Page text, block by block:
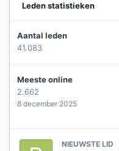
Leden statistieken
Aantal leden
41.083
Meeste online
2.662
8 december 2025
NIEUWSTE LID